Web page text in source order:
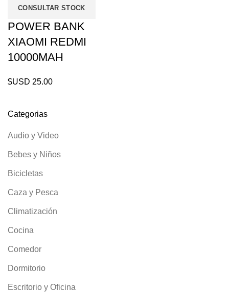
Categorias
Audio y Video
Bebes y Niños
Bicicletas
Caza y Pesca
Climatización
Cocina
Comedor
Dormitorio
Escritorio y Oficina
CONSULTAR STOCK
POWER BANK
XIAOMI REDMI
10000MAH
$USD 25.00